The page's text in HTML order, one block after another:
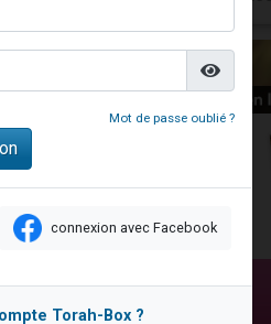
vacances aux Orphelins
jambe de Yohan
Mot de passe oublié ?
connexion avec Facebook
Torah-Box ?